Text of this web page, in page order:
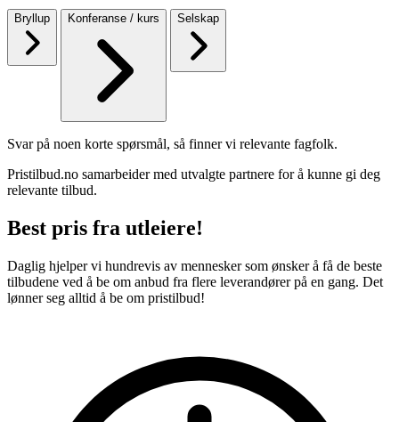
Bryllup Konferanse / kurs Selskap
Svar på noen korte spørsmål, så finner vi relevante fagfolk.
Pristilbud.no samarbeider med utvalgte partnere for å kunne gi deg
relevante tilbud.
Best pris fra utleiere!
Daglig hjelper vi hundrevis av mennesker som ønsker å få de beste
tilbudene ved å be om anbud fra flere leverandører på en gang. Det
lønner seg alltid å be om pristilbud!